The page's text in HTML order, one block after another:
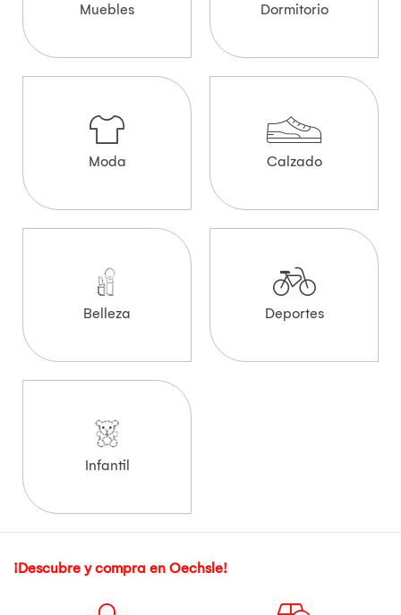
Muebles Dormitorio
Moda Calzado
Belleza Deportes
Infantil
¡Descubre y compra en Oechsle!